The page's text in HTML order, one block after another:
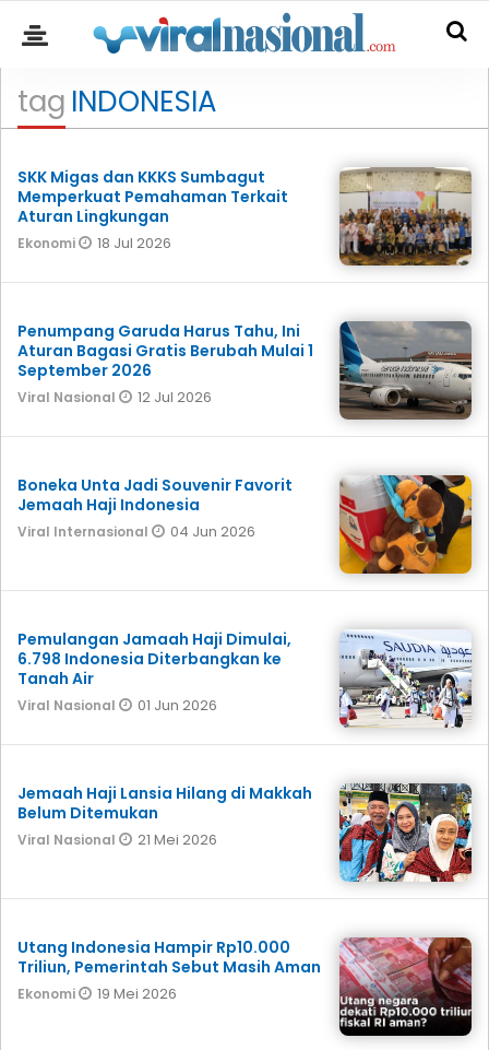
tag INDONESIA
SKK Migas dan KKKS Sumbagut
Memperkuat Pemahaman Terkait
Aturan Lingkungan
Ekonomi 18 Jul 2026
Penumpang Garuda Harus Tahu, Ini
Aturan Bagasi Gratis Berubah Mulai 1
September 2026
Viral Nasional 12 Jul 2026
Boneka Unta Jadi Souvenir Favorit
Jemaah Haji Indonesia
Viral Internasional 04 Jun 2026
Pemulangan Jamaah Haji Dimulai,
6.798 Indonesia Diterbangkan ke
Tanah Air
Viral Nasional 01 Jun 2026
Jemaah Haji Lansia Hilang di Makkah
Belum Ditemukan
Viral Nasional 21 Mei 2026
Utang Indonesia Hampir Rp10.000
Triliun, Pemerintah Sebut Masih Aman
Ekonomi 19 Mei 2026